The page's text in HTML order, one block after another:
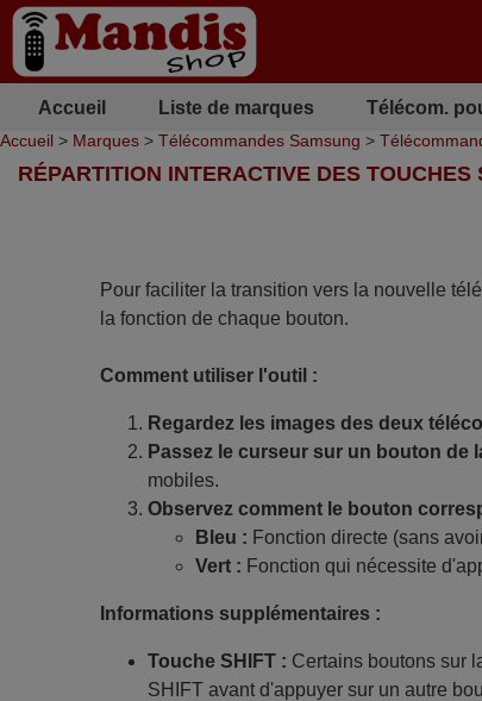
Accueil Liste de marques Télécom.
Accueil > Marques > Télécommandes Samsung >
RÉPARTITION INTERACTIVE DES TOUCHES
Pour faciliter la transition vers la nouvelle
la fonction de chaque bouton.
Comment utiliser l'outil :
Regardez les images des deux
Passez le curseur sur un bouton de
mobiles.
Observez comment le bouton
Bleu : Fonction directe (sans
Vert : Fonction qui nécessite
Informations supplémentaires :
Touche SHIFT : Certains boutons sur
SHIFT avant d'appuyer sur un autre